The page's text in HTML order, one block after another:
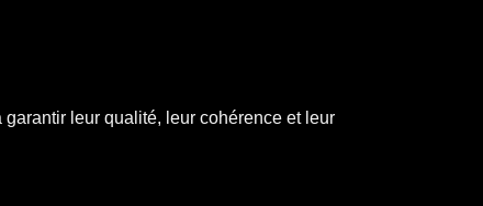
leur qualité, leur cohérence et leur